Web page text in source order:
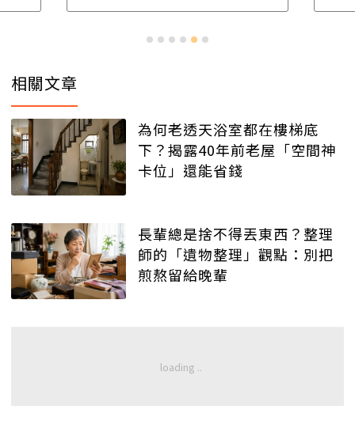
相關文章
為何老透天浴室都在樓梯底
下？揭露40年前老屋「空間神
卡位」還能省錢
長輩總是捨不得丟東西？整理
師的「遺物整理」觀點：別把
煎熬留給晚輩